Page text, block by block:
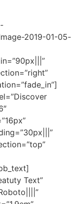
2019-01-05-
Text”